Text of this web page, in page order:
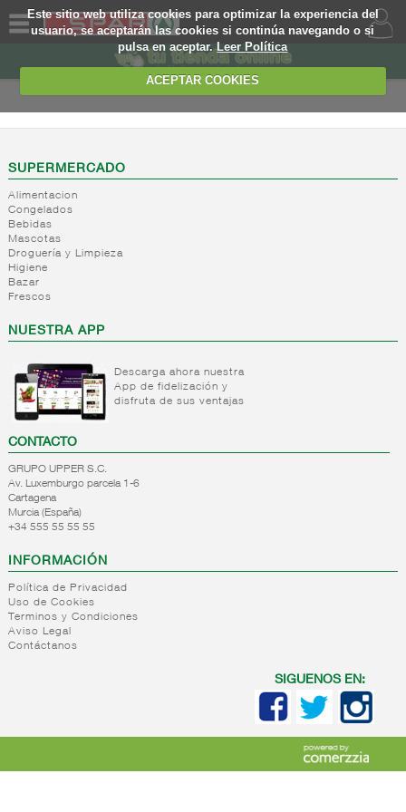
Este sitio web utiliza cookies para optimizar la experiencia del
usuario, se aceptarán las cookies si continúa navegando o si
pulsa en aceptar.Leer Política
ACEPTAR COOKIES
SOMOS
WEB
EJEMPLO
SUPERMERCADO
Alimentacion
Congelados
Bebidas
Mascotas
Droguería y Limpieza
Higiene
Bazar
Frescos
NUESTRA APP
Descarga ahora nuestra
App de fidelización y
disfruta de sus ventajas
CONTACTO
GRUPO UPPER S.C.
Av. Luxemburgo parcela 1-6
Cartagena
Murcia (España)
+34 555 55 55 55
INFORMACIÓN
Política de Privacidad
Uso de Cookies
Terminos y Condiciones
Aviso Legal
Contáctanos
SIGUENOS EN: